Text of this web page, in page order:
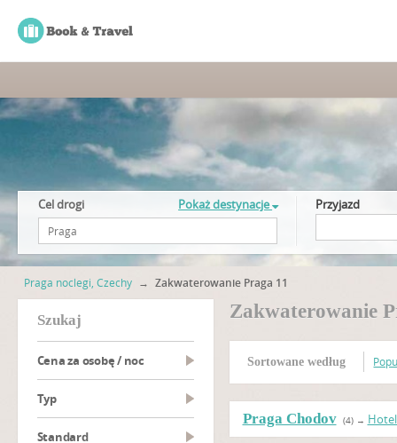
Cel drogi Pokaż destynacje Przyjazd
Praga noclegi, Czechy → Zakwaterowanie Praga 11
szukaj
Cena za osobę / noc
Typ
Standard
Zakwaterowanie
Sortowane według
Praga Chodov (4)→